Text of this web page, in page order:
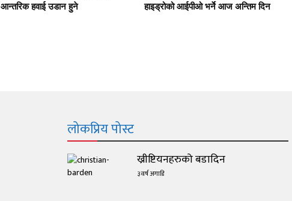
आन्तरिक हवाई उडान हुने
हाइड्रोको आईपीओ भर्ने आज अन्तिम दिन
लोकप्रिय पोस्ट
ख्रीष्टियनहरुको बडादिन
३ वर्ष अगाडि